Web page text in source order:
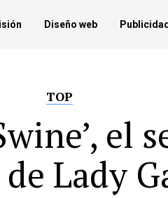
Diseño web Publicidad
TOP
el
Lady